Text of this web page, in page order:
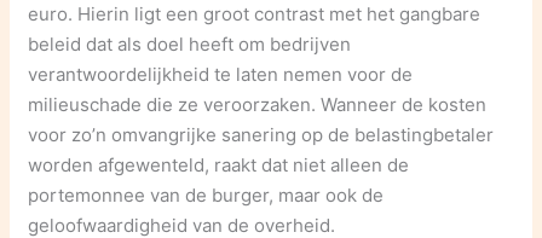
euro. Hierin ligt een groot contrast met het gangbare
beleid dat als doel heeft om bedrijven
verantwoordelijkheid te laten nemen voor de
milieuschade die ze veroorzaken. Wanneer de kosten
voor zo’n omvangrijke sanering op de belastingbetaler
worden afgewenteld, raakt dat niet alleen de
portemonnee van de burger, maar ook de
geloofwaardigheid van de overheid.